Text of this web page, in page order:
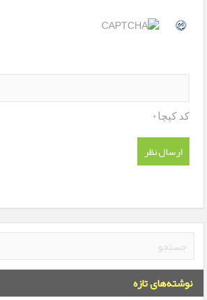
کد کپچا*
نوشته‌های تازه